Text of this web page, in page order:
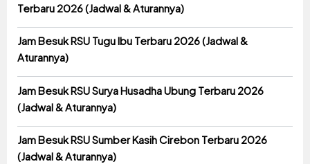
Terbaru 2026 (Jadwal & Aturannya)
Jam Besuk RSU Tugu Ibu Terbaru 2026 (Jadwal &
Aturannya)
Jam Besuk RSU Surya Husadha Ubung Terbaru 2026
(Jadwal & Aturannya)
Jam Besuk RSU Sumber Kasih Cirebon Terbaru 2026
(Jadwal & Aturannya)